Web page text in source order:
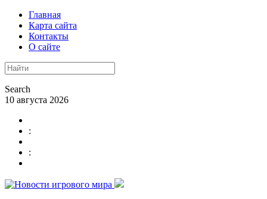
Главная
Карта сайта
Контакты
О сайте
Search
10 августа 2026
:
: